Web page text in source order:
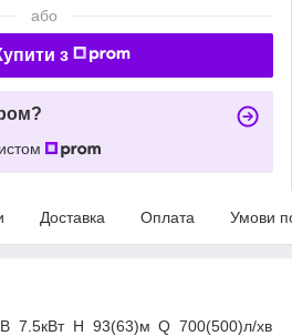
або
з
Доставка Оплата Умови
7.5кВт H 93(63)м Q 700(500)л/хв